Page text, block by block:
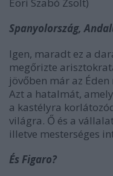
Spanyolország,
Igen, maradt ez a
megőrizte
jövőben már az
Azt a hatalmát,
a kastélyra
világra. Ő és a
illetve mesterséges
És Figaro?